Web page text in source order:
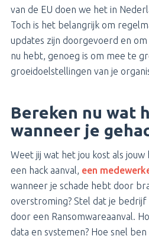
van de EU doen we het in
Toch is het belangrijk om
updates zijn doorgevoerd en
nu hebt, genoeg is om mee te
groeidoelstellingen van je
Bereken nu wat
wanneer je
Weet jij wat het jou kost als
een hack aanval, een
wanneer je schade hebt door
overstroming? Stel dat je
door een Ransomwareaanval.
data en systemen? Hoe snel